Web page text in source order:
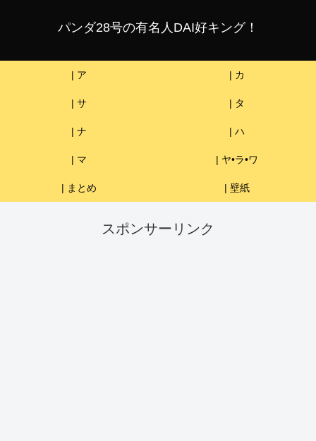
パンダ28号の有名人DAI好キング！
| ア | カ
| サ | タ
| ナ | ハ
| マ | ヤ•ラ•ワ
| まとめ | 壁紙
スポンサーリンク